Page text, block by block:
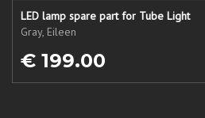
LED lamp spare part for Tube Light
Gray, Eileen
€ 199.00